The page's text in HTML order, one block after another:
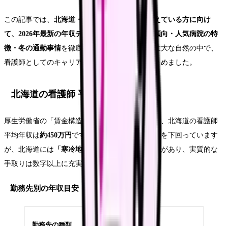
この記事では、 北海道・札幌で看護師転職を考えている方に向け
て、2026年最新の年収データ・エリア別の求人傾向・人気病院の特
徴・冬の通勤事情を徹底解説します。北海道の壮大な自然の中で、
看護師としてのキャリアを築くための情報をまとめました。
北海道の看護師 平均年収と給与事情
厚生労働省の「賃金構造基本統計調査」によると、北海道の看護師
平均年収は約450万円 です。全国平均の約508万円を下回っています
が、北海道には 「寒冷地手当」
という独自の手当があり、実質的な
手取りは数字以上に充実しています。
勤務先別の年収目安
年収